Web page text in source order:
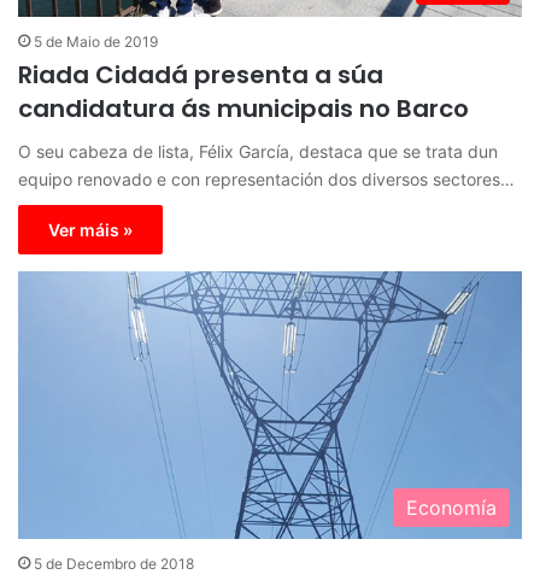
5 de Maio de 2019
Riada Cidadá presenta a súa
candidatura ás municipais no Barco
O seu cabeza de lista, Félix García, destaca que se trata dun
equipo renovado e con representación dos diversos sectores…
Ver máis »
Economía
5 de Decembro de 2018